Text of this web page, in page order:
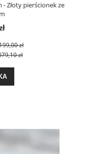
Złoty pierścionek ze
zł
zł